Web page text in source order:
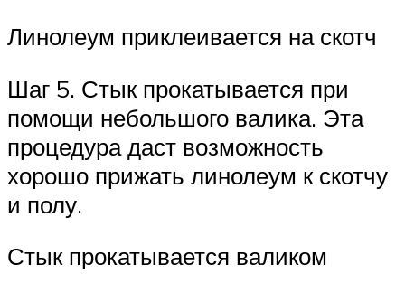
Линолеум приклеивается на скотч
Шаг 5. Стык прокатывается при
помощи небольшого валика. Эта
процедура даст возможность
хорошо прижать линолеум к скотчу
и полу.
Стык прокатывается валиком